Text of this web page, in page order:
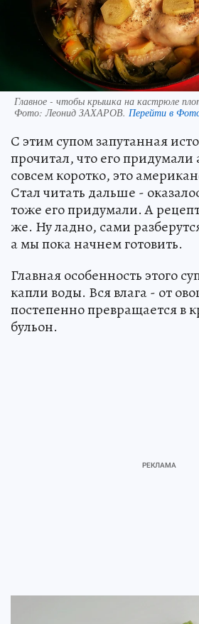
Главное - чтобы крышка на кастрюле
Фото:Леонид ЗАХАРОВ. Перейти в
С этим супом запутанная
прочитал, что его
совсем коротко, это
Стал читать дальше -
тоже его придумали. А
же. Ну ладно, сами
а мы пока начнем готовить.
Главная особенность этого
капли воды. Вся влага - от
постепенно превращается в
бульон.